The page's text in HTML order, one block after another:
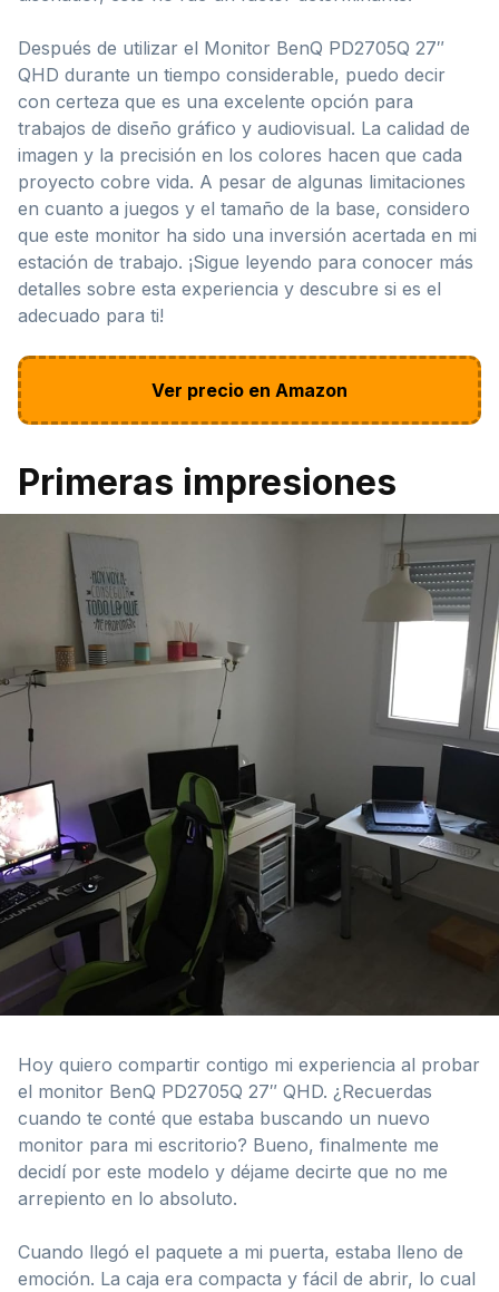
Después de utilizar el Monitor BenQ PD2705Q 27″
QHD durante un tiempo considerable, puedo decir
con certeza que es una excelente opción para
trabajos de diseño gráfico y audiovisual. La calidad de
imagen y la precisión en los colores hacen que cada
proyecto cobre vida. A pesar de algunas limitaciones
en cuanto a juegos y el tamaño de la base, considero
que este monitor ha sido una inversión acertada en mi
estación de trabajo. ¡Sigue leyendo para conocer más
detalles sobre esta experiencia y descubre si es el
adecuado para ti!
Ver precio en Amazon
Primeras impresiones
Hoy quiero compartir contigo mi experiencia al probar
el monitor BenQ PD2705Q 27″ QHD. ¿Recuerdas
cuando te conté que estaba buscando un nuevo
monitor para mi escritorio? Bueno, finalmente me
decidí por este modelo y déjame decirte que no me
arrepiento en lo absoluto.
Cuando llegó el paquete a mi puerta, estaba lleno de
emoción. La caja era compacta y fácil de abrir, lo cual